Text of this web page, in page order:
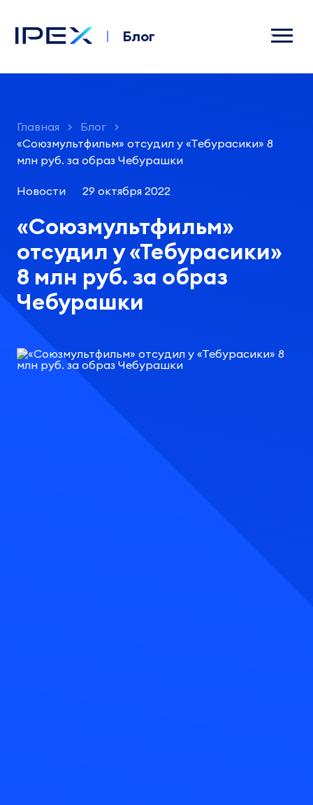
Блог
Главная
Блог
«Союзмультфильм» отсудил у «Тебурасики» 8
млн руб. за образ Чебурашки
Новости 29 октября 2022
«Союзмультфильм»
отсудил у «Тебурасики»
8 млн руб. за образ
Чебурашки